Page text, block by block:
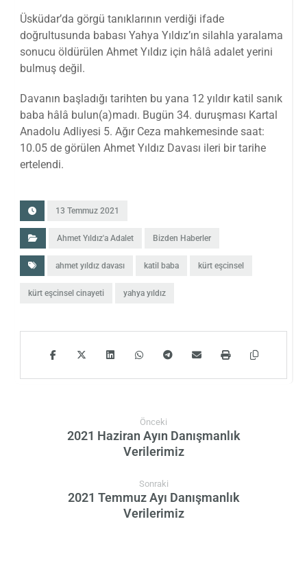
Üsküdar’da görgü tanıklarının verdiği ifade
doğrultusunda babası Yahya Yıldız’ın silahla yaralama
sonucu öldürülen Ahmet Yıldız için hâlâ adalet yerini
bulmuş değil.
Davanın başladığı tarihten bu yana 12 yıldır katil sanık
baba hâlâ bulun(a)madı. Bugün 34. duruşması Kartal
Anadolu Adliyesi 5. Ağır Ceza mahkemesinde saat:
10.05 de görülen Ahmet Yıldız Davası ileri bir tarihe
ertelendi.
13 Temmuz 2021
Ahmet Yıldız'a Adalet Bizden Haberler
ahmet yıldız davası katil baba kürt eşcinsel
kürt eşcinsel cinayeti yahya yıldız
Önceki
2021 Haziran Ayın Danışmanlık
Verilerimiz
Sonraki
2021 Temmuz Ayı Danışmanlık
Verilerimiz